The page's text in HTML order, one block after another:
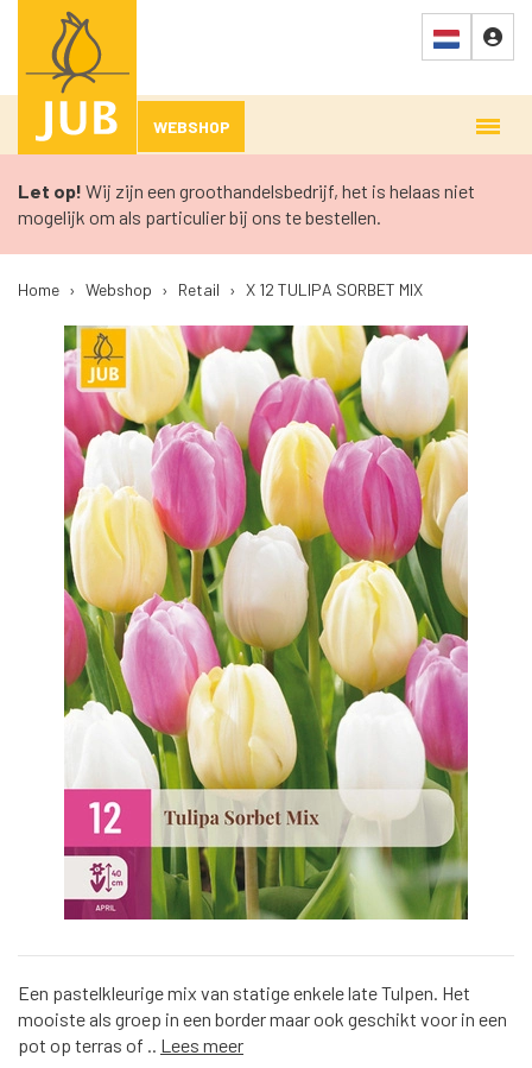
WEBSHOP
Let op! Wij zijn een groothandelsbedrijf, het is helaas niet
mogelijk om als particulier bij ons te bestellen.
Home › Webshop › Retail › X 12 TULIPA SORBET MIX
Een pastelkleurige mix van statige enkele late Tulpen. Het
mooiste als groep in een border maar ook geschikt voor in een
pot op terras of .. Lees meer